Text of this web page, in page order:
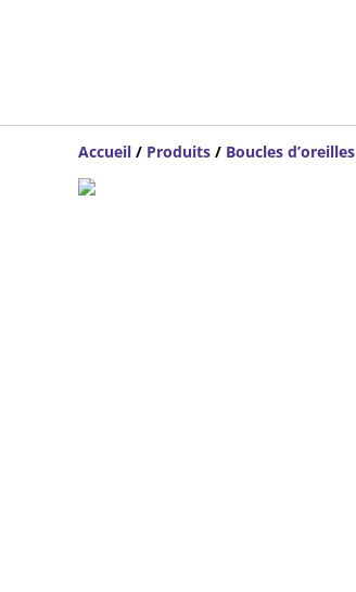
Accueil / Produits / Boucles d’oreilles